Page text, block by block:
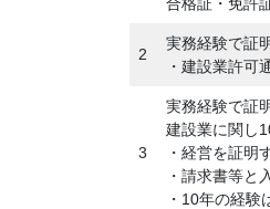
2
実務経験で証
・建設業許可
3
実務経験で証
建設業に関し
・経営を証明
・請求書等と
・10年の経験